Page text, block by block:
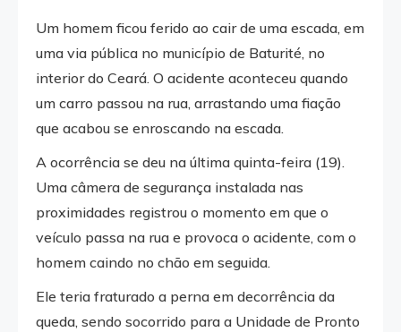
Um homem ficou ferido ao cair de uma escada, em
uma via pública no município de Baturité, no
interior do Ceará. O acidente aconteceu quando
um carro passou na rua, arrastando uma fiação
que acabou se enroscando na escada.
A ocorrência se deu na última quinta-feira (19).
Uma câmera de segurança instalada nas
proximidades registrou o momento em que o
veículo passa na rua e provoca o acidente, com o
homem caindo no chão em seguida.
Ele teria fraturado a perna em decorrência da
queda, sendo socorrido para a Unidade de Pronto